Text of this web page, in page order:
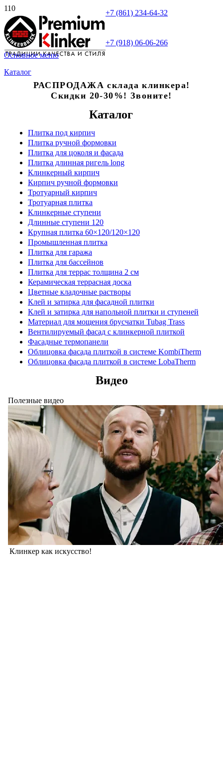
+7 (861) 234-64-32
+7 (918) 06-06-266
Основное меню
Каталог
РАСПРОДАЖА склада клинкера!
Скидки 20-30%! Звоните!
Каталог
Плитка под кирпич
Плитка ручной формовки
Плитка для цоколя и фасада
Плитка длинная ригель long
Клинкерный кирпич
Кирпич ручной формовки
Тротуарный кирпич
Тротуарная плитка
Клинкерные ступени
Длинные ступени 120
Крупная плитка 60×120/120×120
Промышленная плитка
Плитка для гаража
Плитка для бассейнов
Плитка для террас толщина 2 см
Керамическая террасная доска
Цветные кладочные растворы
Клей и затирка для фасадной плитки
Клей и затирка для напольной плитки и ступеней
Материал для мощения брусчатки Tubag Trass
Вентилируемый фасад с клинкерной плиткой
Фасадные термопанели
Облицовка фасада плиткой в системе KombiTherm
Облицовка фасада плиткой в системе LobaTherm
Видео
Полезные видео
Клинкер как искусство!